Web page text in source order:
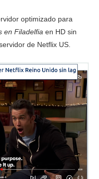
optimizado para
en Filadelfia en HD sin
de Netflix US.